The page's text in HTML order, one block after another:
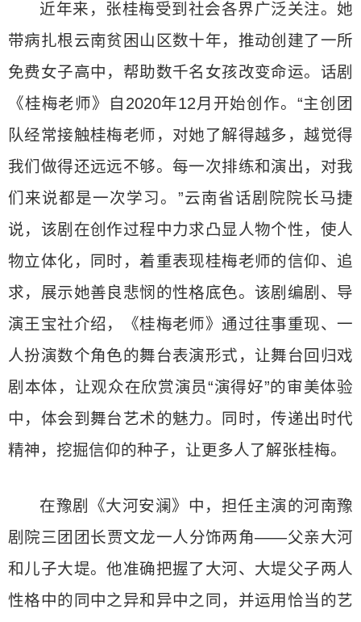
近年来，张桂梅受到社会各界广泛关注。她
带病扎根云南贫困山区数十年，推动创建了一所
免费女子高中，帮助数千名女孩改变命运。话剧
《桂梅老师》自2020年12月开始创作。“主创团
队经常接触桂梅老师，对她了解得越多，越觉得
我们做得还远远不够。每一次排练和演出，对我
们来说都是一次学习。”云南省话剧院院长马捷
说，该剧在创作过程中力求凸显人物个性，使人
物立体化，同时，着重表现桂梅老师的信仰、追
求，展示她善良悲悯的性格底色。该剧编剧、导
演王宝社介绍，《桂梅老师》通过往事重现、一
人扮演数个角色的舞台表演形式，让舞台回归戏
剧本体，让观众在欣赏演员“演得好”的审美体验
中，体会到舞台艺术的魅力。同时，传递出时代
精神，挖掘信仰的种子，让更多人了解张桂梅。
在豫剧《大河安澜》中，担任主演的河南豫
剧院三团团长贾文龙一人分饰两角——父亲大河
和儿子大堤。他准确把握了大河、大堤父子两人
性格中的同中之异和异中之同，并运用恰当的艺